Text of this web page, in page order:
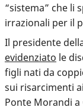
“sistema” che li
irrazionali per il
Il presidente
evidenziato le
figli nati da
sui risarcimenti
Ponte Morandi